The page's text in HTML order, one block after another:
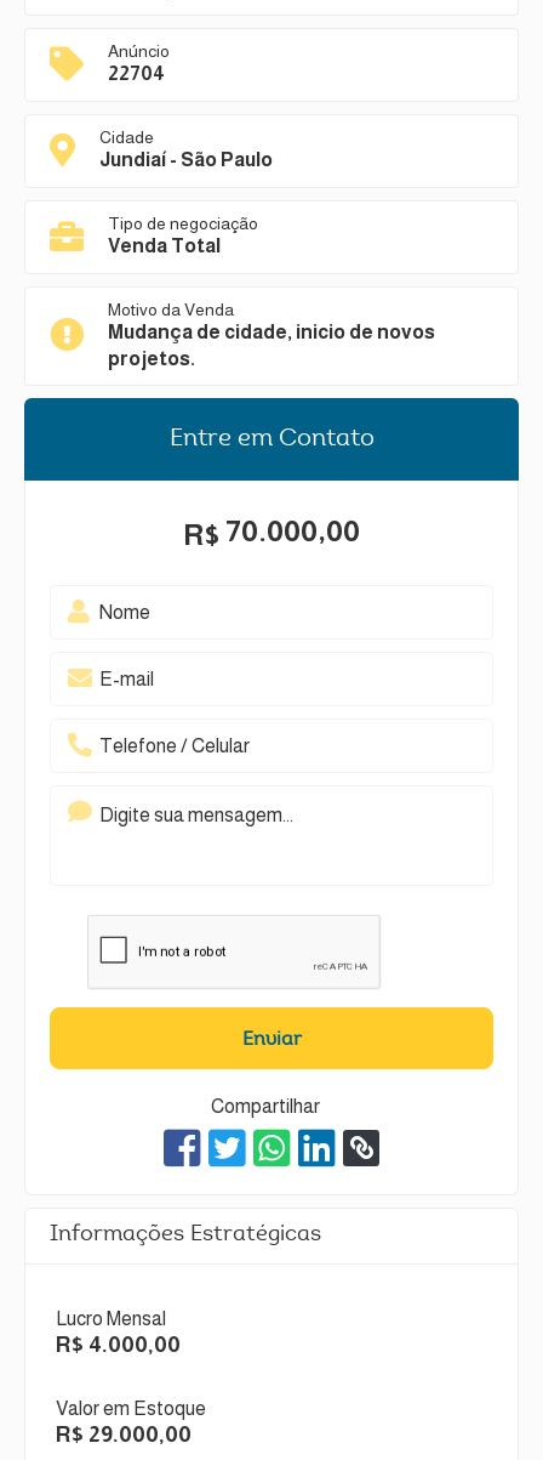
Anúncio
22704
Cidade
Jundiaí - São Paulo
Tipo de negociação
Venda Total
Motivo da Venda
Mudança de cidade, inicio de novos
projetos.
Entre em Contato
R$ 70.000,00
Enviar
Compartilhar
Informações Estratégicas
Lucro Mensal
R$ 4.000,00
Valor em Estoque
R$ 29.000,00